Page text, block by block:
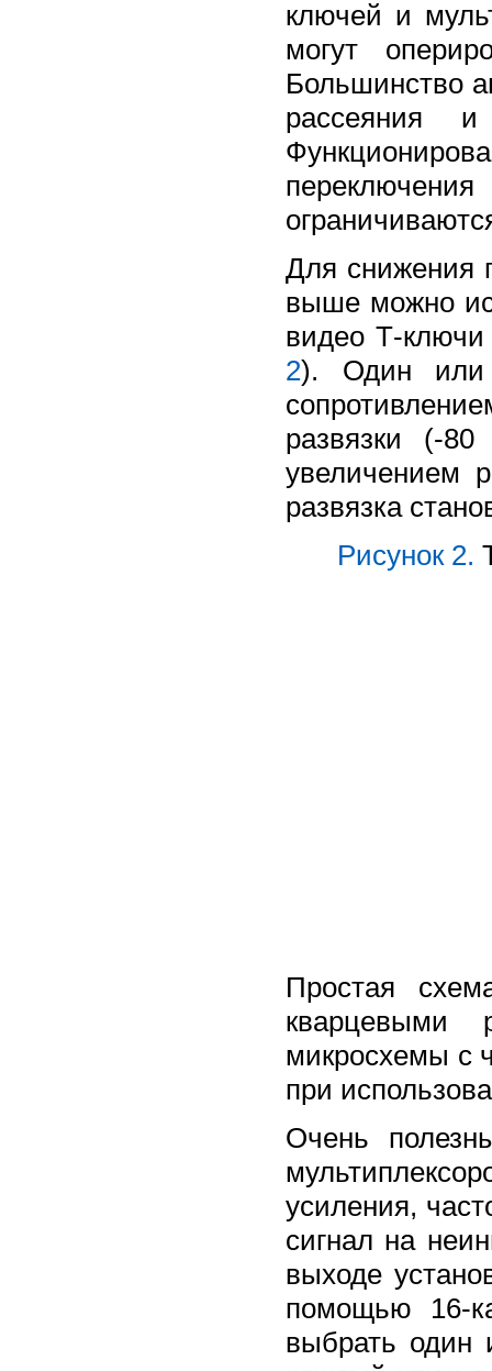
ключей и
могут
Большинство
рассеяния и
Для снижения
выше можно
видео Т-
2). Один или
развязки (-
увеличением
развязка
Рисунок 2.
Простая
кварцевыми
микросхемы с
при
Очень
усиления,
сигнал на
выходе
помощью 16-
выбрать один